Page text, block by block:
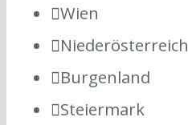
Wien
Niederösterreich
Burgenland
Steiermark